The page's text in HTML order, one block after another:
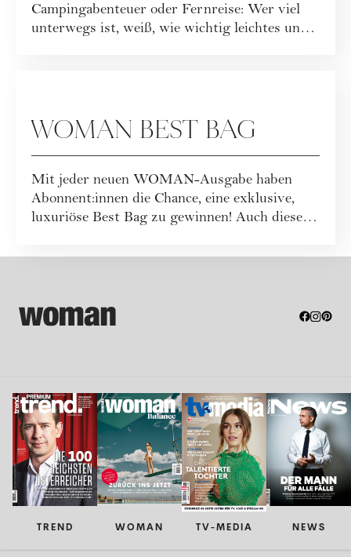
Campingabenteuer oder Fernreise: Wer viel
unterwegs ist, weiß, wie wichtig leichtes und
WOMAN BEST BAG
Mit jeder neuen WOMAN-Ausgabe haben
Abonnent:innen die Chance, eine exklusive,
luxuriöse Best Bag zu gewinnen! Auch dieses
TREND WOMAN TV-MEDIA NEWS